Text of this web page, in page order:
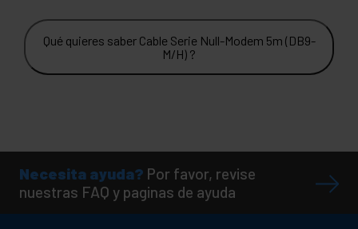
Qué quieres saber Cable Serie Null-Modem 5m (DB9-
M/H) ?
Necesita ayuda? Por favor, revise
nuestras FAQ y paginas de ayuda